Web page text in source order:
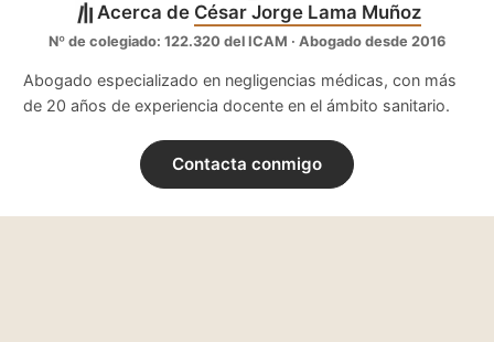
Acerca de César Jorge Lama Muñoz
Nº de colegiado: 122.320 del ICAM · Abogado desde 2016
Abogado especializado en negligencias médicas, con más
de 20 años de experiencia docente en el ámbito sanitario.
Contacta conmigo